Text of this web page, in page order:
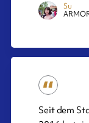
Su
Seit dem